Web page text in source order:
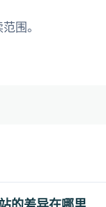
围。